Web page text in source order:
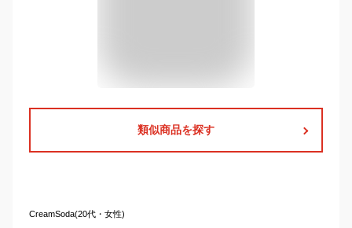
類似商品を探す
CreamSoda(20代・女性)